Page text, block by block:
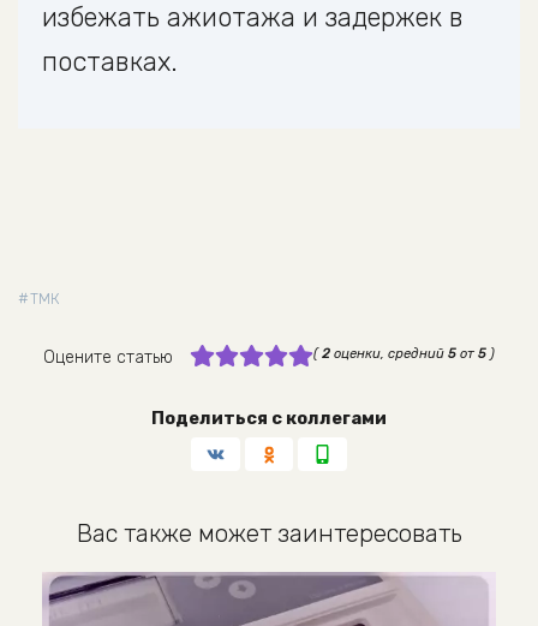
избежать ажиотажа и задержек в
поставках.
ТМК
Оцените статью ( 2оценки, средний 5от 5)
Поделиться с коллегами
Вас также может заинтересовать